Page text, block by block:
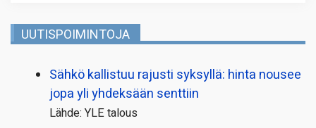
UUTISPOIMINTOJA
Sähkö kallistuu rajusti syksyllä: hinta nousee
jopa yli yhdeksään senttiin
Lähde: YLE talous